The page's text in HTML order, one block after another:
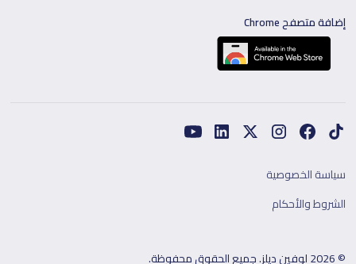
إضافة متصفح Chrome
© 2026 لوفين ديلز. جميع الحقوق محفوظة.
سياسة الخصوصية
الشروط والأحكام